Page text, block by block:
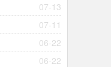
07-13
07-11
06-22
06-22